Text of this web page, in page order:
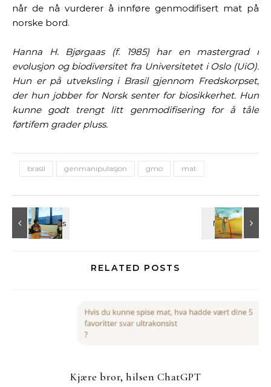
når de nå vurderer å innføre genmodifisert mat på
norske bord.
Hanna H. Bjørgaas (f. 1985) har en mastergrad i
evolusjon og biodiversitet fra Universitetet i Oslo (UiO).
Hun er på utveksling i Brasil gjennom Fredskorpset,
der hun jobber for Norsk senter for biosikkerhet. Hun
kunne godt trengt litt genmodifisering for å tåle
førtifem grader pluss.
brasil genmanipulasjon gmo mat
RELATED POSTS
Kjære bror, hilsen ChatGPT